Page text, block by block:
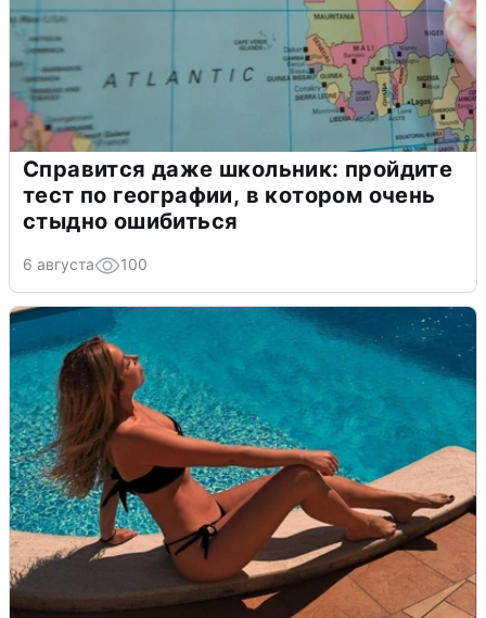
Справится даже школьник: пройдите
тест по географии, в котором очень
стыдно ошибиться
6 августа 100